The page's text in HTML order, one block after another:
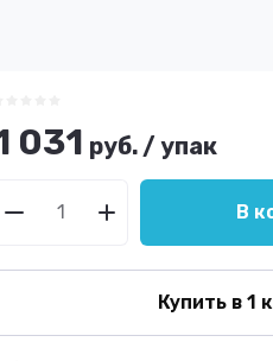
031 руб. /упак
В
Купить в 1